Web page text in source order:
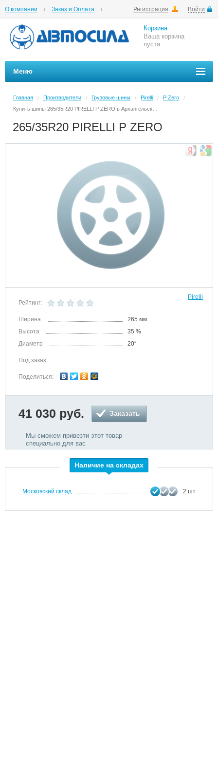
Регистрация Войти
О компании
Заказ и Оплата
Корзина
Ваша корзина
пуста
Меню
Главная / Производители / Грузовые шины / Pirelli / P Zero
/
265/35R20 PIRELLI P ZERO
Рейтинг:
Pirelli
Ширина
265 мм
Высота
35 %
Диаметр
20″
Под заказ
Поделиться:
41 030 руб. Заказать
Мы сможем привезти этот товар
специально для вас
Наличие на складах
Московский склад 2 шт